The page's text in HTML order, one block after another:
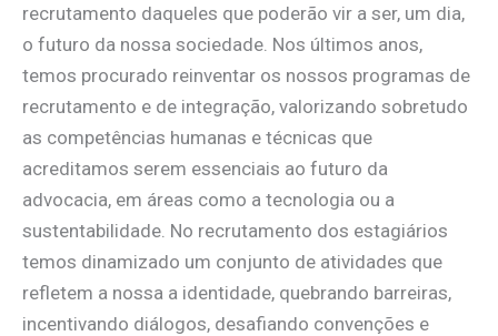
recrutamento daqueles que poderão vir a ser, um dia,
o futuro da nossa sociedade. Nos últimos anos,
temos procurado reinventar os nossos programas de
recrutamento e de integração, valorizando sobretudo
as competências humanas e técnicas que
acreditamos serem essenciais ao futuro da
advocacia, em áreas como a tecnologia ou a
sustentabilidade. No recrutamento dos estagiários
temos dinamizado um conjunto de atividades que
refletem a nossa a identidade, quebrando barreiras,
incentivando diálogos, desafiando convenções e